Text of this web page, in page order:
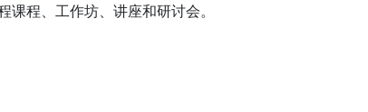
程、工作坊、讲座和研讨会。